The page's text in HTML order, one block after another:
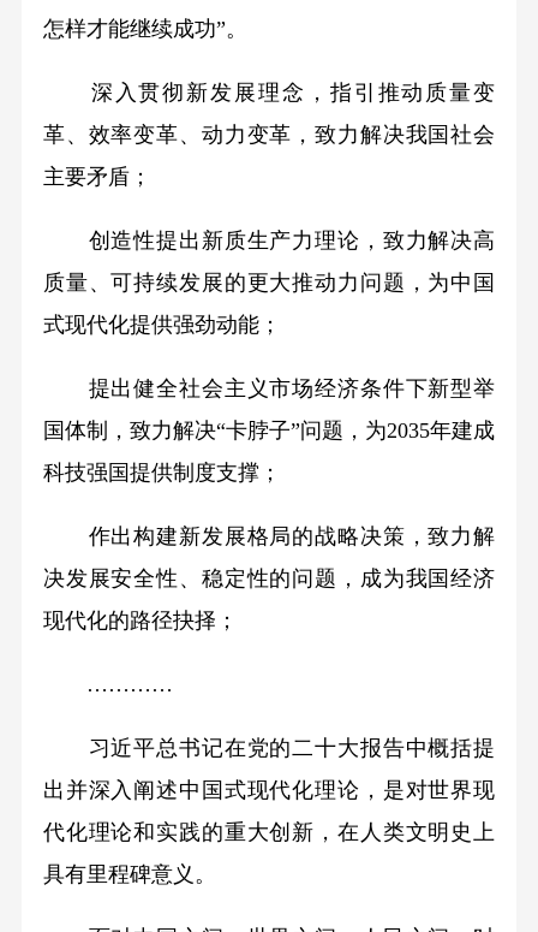
怎样才能继续成功”。
深入贯彻新发展理念，指引推动质量变
革、效率变革、动力变革，致力解决我国社会
主要矛盾；
创造性提出新质生产力理论，致力解决高
质量、可持续发展的更大推动力问题，为中国
式现代化提供强劲动能；
提出健全社会主义市场经济条件下新型举
国体制，致力解决“卡脖子”问题，为2035年建成
科技强国提供制度支撑；
作出构建新发展格局的战略决策，致力解
决发展安全性、稳定性的问题，成为我国经济
现代化的路径抉择；
…………
习近平总书记在党的二十大报告中概括提
出并深入阐述中国式现代化理论，是对世界现
代化理论和实践的重大创新，在人类文明史上
具有里程碑意义。